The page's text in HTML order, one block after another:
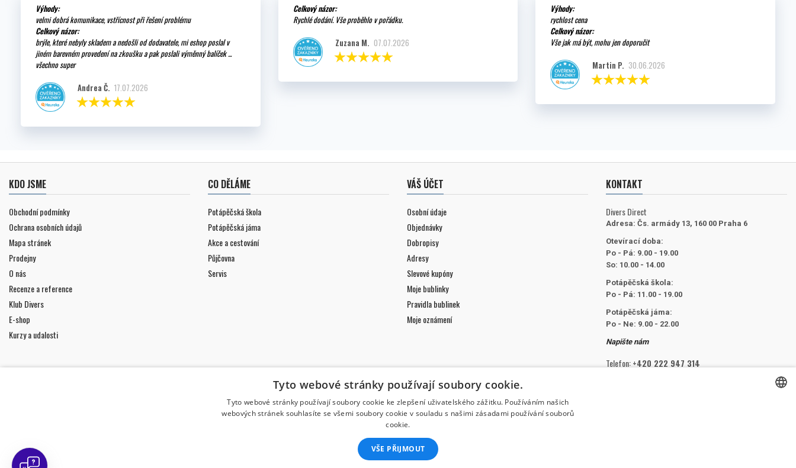
Výhody:
velmi dobrá komunikace, vstřícnost při řešení problému
Celkový názor:
brýle, které nebyly skladem a nedošli od dodavatele, mi eshop poslal v
jiném barevném provedení na zkoušku a pak poslali výměnný balíček ...
všechno super
Andrea Č. 17.07.2026
Celkový názor:
Rychlé dodání. Vše proběhlo v pořádku.
Zuzana M. 07.07.2026
Výhody:
rychlost cena
Celkový názor:
Vše jak má být, mohu jen doporučit
Martin P. 30.06.2026
KDO JSME
Obchodní podmínky
Ochrana osobních údajů
Mapa stránek
Prodejny
O nás
Recenze a reference
Klub Divers
E-shop
Kurzy a udalosti
CO DĚLÁME
Potápěčská škola
Potápěčská jáma
Akce a cestování
Půjčovna
Servis
VÁŠ ÚČET
Osobní údaje
Objednávky
Dobropisy
Adresy
Slevové kupóny
Moje bublinky
Pravidla bublinek
Moje oznámení
KONTAKT
Divers Direct
Adresa: Čs. armády 13, 160 00 Praha 6
Otevírací doba:
Po - Pá: 9.00 - 19.00
So: 10.00 - 14.00
Potápěčská škola:
Po - Pá: 11.00 - 19.00
Potápěčská jáma:
Po - Ne: 9.00 - 22.00
Napište nám
Telefon:+420 222 947 314
Tyto webové stránky používají soubory cookie.
Tyto webové stránky používají soubory cookie ke zlepšení uživatelského zážitku. Používáním našich
webových stránek souhlasíte se všemi soubory cookie v souladu s našimi zásadami používání souborů
cookie.
VŠE PŘIJMOUT